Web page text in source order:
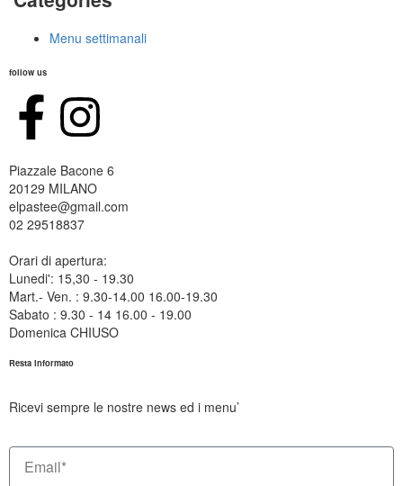
Menu settimanali
Resta informato
Ricevi sempre le nostre news ed i menu’
Orari di apertura:
Lunedi': 15,30 - 19.30
Mart.- Ven. : 9.30-14.00 16.00-19.30
Sabato : 9.30 - 14 16.00 - 19.00
Domenica CHIUSO
Piazzale Bacone 6
20129 MILANO
elpastee@gmail.com
02 29518837
follow us